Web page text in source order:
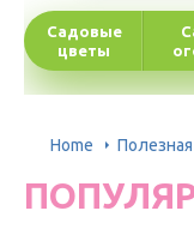
Садовые
цветы
Home